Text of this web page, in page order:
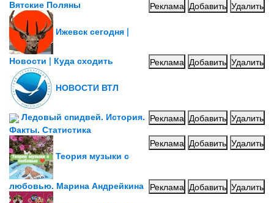
Вятские Поляны Реклама Добавить Удалить
Ижевск сегодня |
Новости | Куда сходить Реклама Добавить Удалить
НОВОСТИ ВТЛ
Реклама Добавить Удалить
Ледовый спидвей. История.
Факты. Статистика
Реклама Добавить Удалить
Теория музыки с
любовью. Марина Андрейкина Реклама Добавить Удалить